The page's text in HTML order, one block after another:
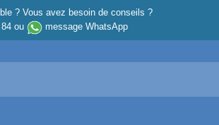
? Vous avez besoin de conseils ?
ou message WhatsApp